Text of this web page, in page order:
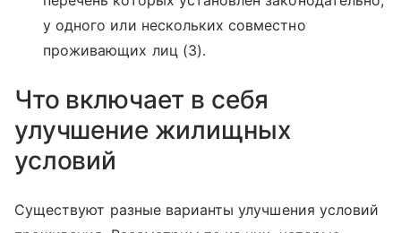
у одного или нескольких совместно
проживающих лиц (3).
Что включает в себя
улучшение жилищных
условий
Существуют разные варианты улучшения условий